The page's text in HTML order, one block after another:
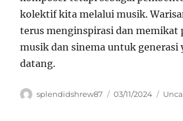
kolektif kita melalui musik.
terus menginspirasi dan memikat
musik dan sinema untuk generasi
datang.
Author
splendidshrew87
Posted
03/11/2024